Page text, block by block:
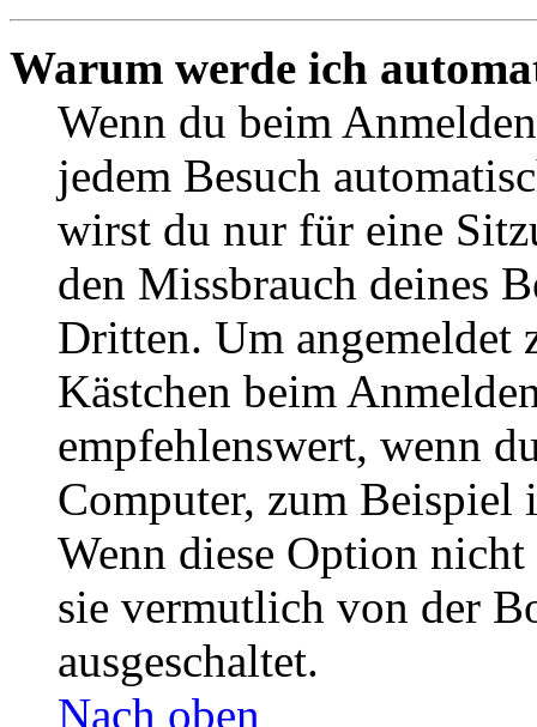
Warum werde ich
Wenn du beim
jedem Besuch
wirst du nur für eine
den Missbrauch deines
Dritten. Um angemeldet
Kästchen beim
empfehlenswert, wenn
Computer, zum Beispiel
Wenn diese Option
sie vermutlich von der
ausgeschaltet.
Nach oben